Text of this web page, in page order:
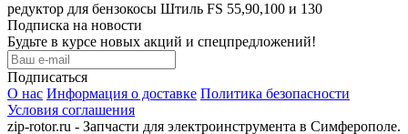
редуктор для бензокосы Штиль FS 55,90,100 и 130
Подписка на новости
Будьте в курсе новых акций и спецпредложений!
Подписаться
О нас Информация о доставке Политика безопасности
Условия соглашения
zip-rotor.ru - Запчасти для электроинструмента в Симферополе.